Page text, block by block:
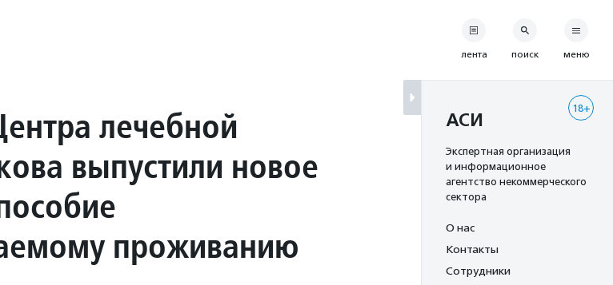
лечебной
выпустили новое
проживанию
лента поиск меню
18+
АСИ
Экспертная организация
и информационное
агентство некоммерческого
сектора
О нас
Контакты
Сотрудники